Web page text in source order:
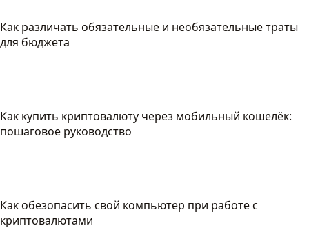
Как различать обязательные и необязательные траты
для бюджета
Как купить криптовалюту через мобильный кошелёк:
пошаговое руководство
Как обезопасить свой компьютер при работе с
криптовалютами